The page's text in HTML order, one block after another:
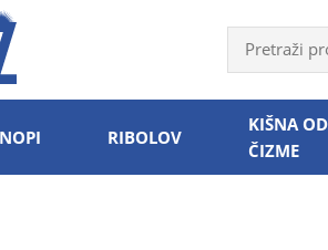
RIBOLOV
KIŠNA
ČIZME